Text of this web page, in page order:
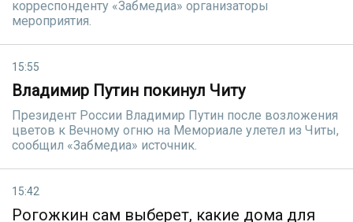
корреспонденту «Забмедиа» организаторы
мероприятия.
15:55
Владимир Путин покинул Читу
Президент России Владимир Путин после возложения
цветов к Вечному огню на Мемориале улетел из Читы,
сообщил «Забмедиа» источник.
15:42
Рогожкин сам выберет, какие дома для